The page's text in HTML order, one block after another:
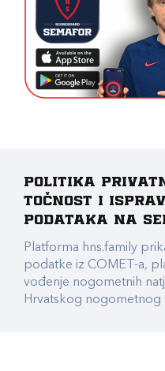
Politika
točnost i
podataka na
Platforma hns.family
podatke iz COMET-a,
vođenje nogometnih
Hrvatskog nogometnog